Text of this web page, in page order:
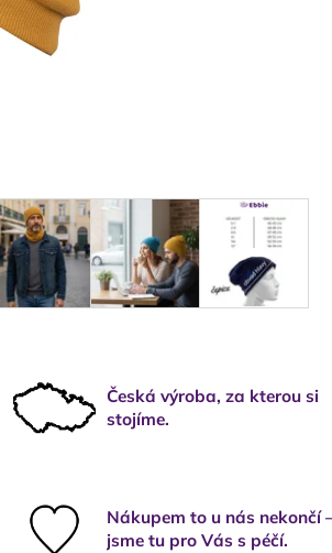
Česká výroba, za kterou si
stojíme.
Nákupem to u nás nekončí
jsme tu pro Vás s péčí.